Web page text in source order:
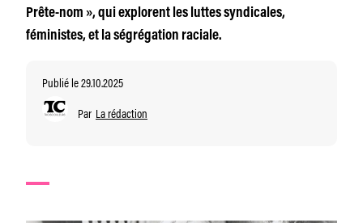
Prête-nom », qui explorent les luttes syndicales,
féministes, et la ségrégation raciale.
Publié le 29.10.2025
Par La rédaction